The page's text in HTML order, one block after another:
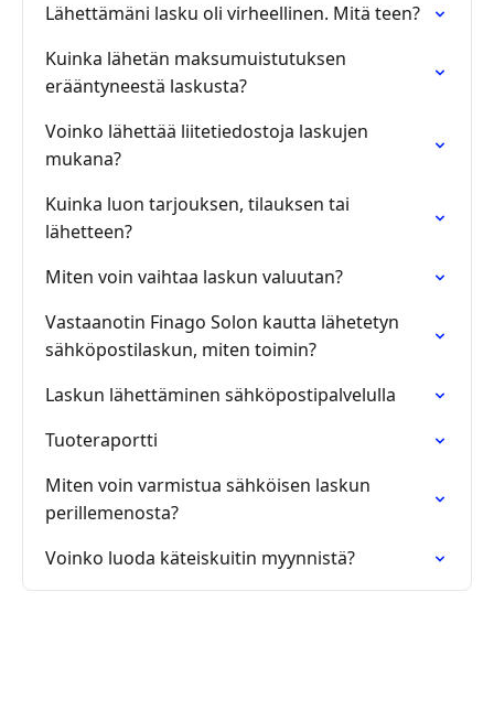
Lähettämäni lasku oli virheellinen. Mitä teen?
Kuinka lähetän maksumuistutuksen
erääntyneestä laskusta?
Voinko lähettää liitetiedostoja laskujen
mukana?
Kuinka luon tarjouksen, tilauksen tai
lähetteen?
Miten voin vaihtaa laskun valuutan?
Vastaanotin Finago Solon kautta lähetetyn
sähköpostilaskun, miten toimin?
Laskun lähettäminen sähköpostipalvelulla
Tuoteraportti
Miten voin varmistua sähköisen laskun
perillemenosta?
Voinko luoda käteiskuitin myynnistä?